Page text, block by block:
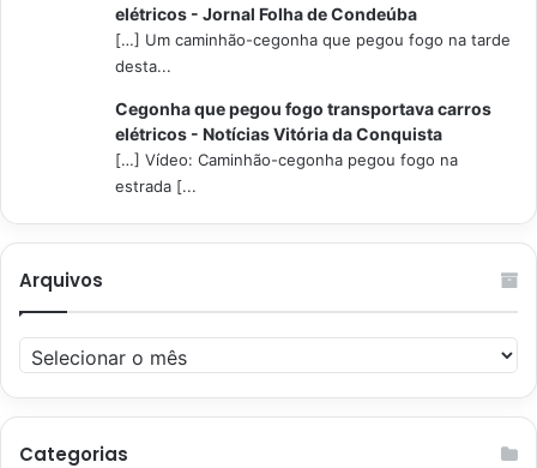
elétricos - Jornal Folha de Condeúba
[…] Um caminhão-cegonha que pegou fogo na tarde
desta...
Cegonha que pegou fogo transportava carros
elétricos - Notícias Vitória da Conquista
[…] Vídeo: Caminhão-cegonha pegou fogo na
estrada [...
Arquivos
Arquivos
Categorias